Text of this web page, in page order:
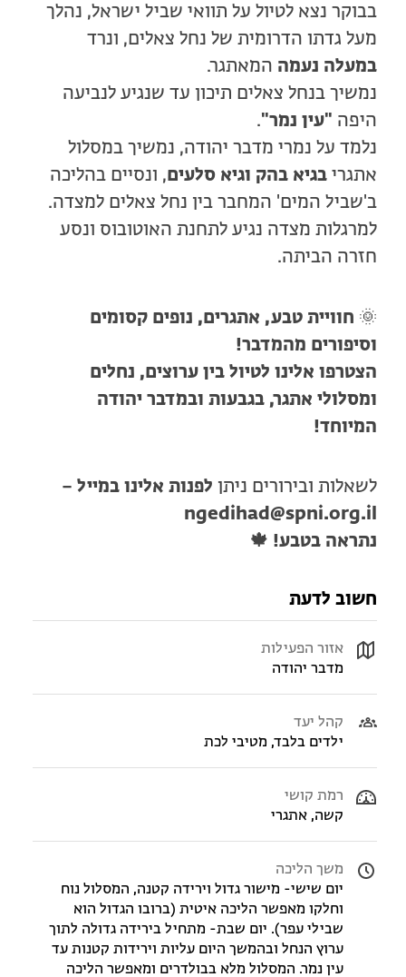
בבוקר נצא לטיול על תוואי שביל ישראל, נהלך
מעל גדתו הדרומית של נחל צאלים, ונרד
במעלה נעמה המאתגר.
נמשיך בנחל צאלים תיכון עד שנגיע לנביעה
היפה "עין נמר".
נלמד על נמרי מדבר יהודה, נמשיך במסלול
אתגרי בגיא בהק וגיא סלעים, ונסיים בהליכה
ב'שביל המים' המחבר בין נחל צאלים למצדה.
למרגלות מצדה נגיע לתחנת האוטובוס ונסע
חזרה הביתה.
🌞 חוויית טבע, אתגרים, נופים קסומים
וסיפורים מהמדבר!
הצטרפו אלינו לטיול בין ערוצים, נחלים
ומסלולי אתגר, בגבעות ובמדבר יהודה
המיוחד!
לשאלות ובירורים ניתן לפנות אלינו במייל –
ngedihad@spni.org.il
נתראה בטבע! 🍁
חשוב לדעת
אזור הפעילות
מדבר יהודה
קהל יעד
ילדים בלבד, מטיבי לכת
רמת קושי
קשה, אתגרי
משך הליכה
יום שישי- מישור גדול וירידה קטנה, המסלול נוח
וחלקו מאפשר הליכה איטית (ברובו הגדול הוא
שבילי עפר). יום שבת- מתחיל בירידה גדולה לתוך
ערוץ הנחל ובהמשך היום עליות וירידות קטנות עד
עין נמר. המסלול מלא בבולדרים ומאפשר הליכה